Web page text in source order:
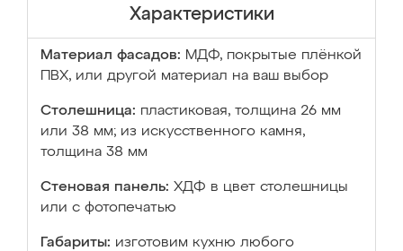
Характеристики
Материал фасадов: МДФ, покрытые плёнкой
ПВХ, или другой материал на ваш выбор
Столешница: пластиковая, толщина 26 мм
или 38 мм; из искусственного камня,
толщина 38 мм
Стеновая панель: ХДФ в цвет столешницы
или с фотопечатью
Габариты: изготовим кухню любого